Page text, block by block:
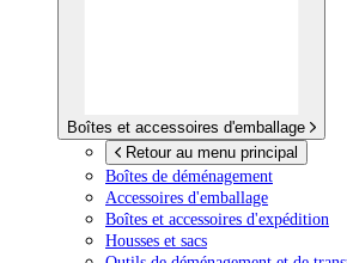
Boîtes et accessoires d'emballage
Retour au menu principal
Boîtes de déménagement
Accessoires d'emballage
Boîtes et accessoires d'expédition
Housses et sacs